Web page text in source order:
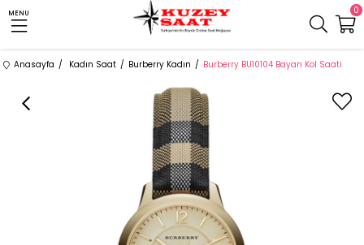
MENU 0
Anasayfa Kadın Saat Burberry Kadın Burberry BU10104 Bayan Kol Saati